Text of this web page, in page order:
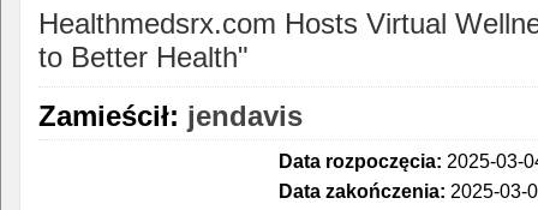
Healthmedsrx.com Hosts Virtual
to Better Health"
Zamieścił: jendavis
Data rozpoczęcia: 2025-03-
Data zakończenia: 2025-03-